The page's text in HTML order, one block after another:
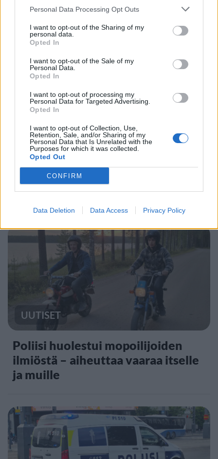
Personal Data Processing Opt Outs
I want to opt-out of the Sharing of my
personal data.
Opted In
I want to opt-out of the Sale of my
Personal Data.
Opted In
I want to opt-out of processing my
Personal Data for Targeted Advertising.
Opted In
I want to opt-out of Collection, Use,
Retention, Sale, and/or Sharing of my
Personal Data that Is Unrelated with the
Purposes for which it was collected.
Opted Out
CONFIRM
Data Deletion Data Access Privacy Policy
Kaksi skootterikuskia pakeni
poliisia Oulussa
UUTISET
Koululaisen repussa voi olla
koiralle hengenvaarallinen yllätys
UUTISET
Poliisi huolestui mopoilijoiden
ilmiöstä – aiheuttaa vaaraa itselle
ja muille